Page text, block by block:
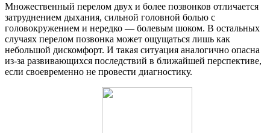
Множественный перелом двух и более позвонков отличается
затруднением дыхания, сильной головной болью с
головокружением и нередко — болевым шоком. В остальных
случаях перелом позвонка может ощущаться лишь как
небольшой дискомфорт. И такая ситуация аналогично опасна
из-за развивающихся последствий в ближайшей перспективе,
если своевременно не провести диагностику.